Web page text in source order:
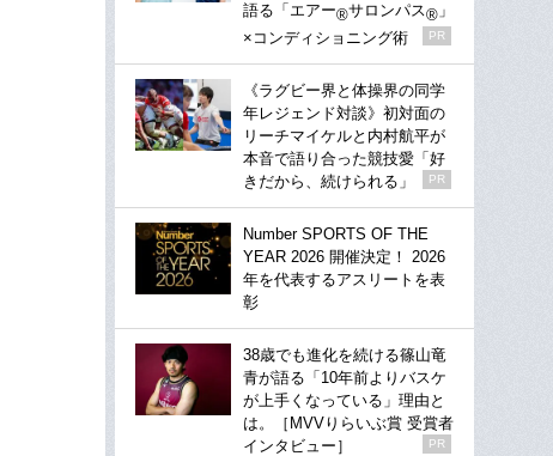
語る「エアー®サロンパス® 」
×コンディショニング術
PR
《ラグビー界と体操界の同学
年レジェンド対談》初対面の
リーチマイケルと内村航平が
本音で語り合った競技愛「好
きだから、続けられる」
PR
Number SPORTS OF THE
YEAR 2026 開催決定！ 2026
年を代表するアスリートを表
彰
38歳でも進化を続ける篠山竜
青が語る「10年前よりバスケ
が上手くなっている」理由と
は。［MVVりらいぶ賞 受賞者
インタビュー］
PR